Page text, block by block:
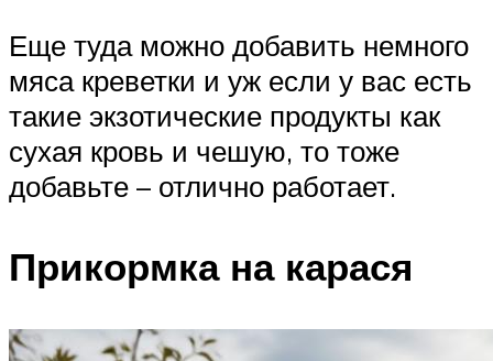
Еще туда можно добавить немного
мяса креветки и уж если у вас есть
такие экзотические продукты как
сухая кровь и чешую, то тоже
добавьте – отлично работает.
Прикормка на карася